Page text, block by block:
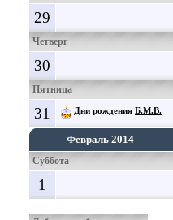
29
Четверг
30
Пятница
31 Дни рождения Б.М.В.
Февраль 2014
Суббота
1